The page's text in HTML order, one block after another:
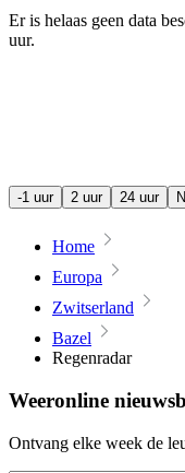
Er is helaas geen data
uur.
-1 uur 2 uur 24 uur
Home
Europa
Zwitserland
Bazel
Regenradar
Weeronline
Ontvang elke week de